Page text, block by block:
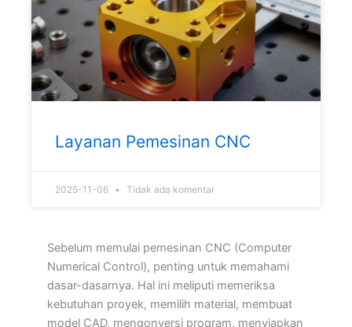
Layanan Pemesinan CNC
2025-11-06 Tidak ada komentar
Sebelum memulai pemesinan CNC (Computer
Numerical Control), penting untuk memahami
dasar-dasarnya. Hal ini meliputi memeriksa
kebutuhan proyek, memilih material, membuat
model CAD, mengonversi program, menyiapkan